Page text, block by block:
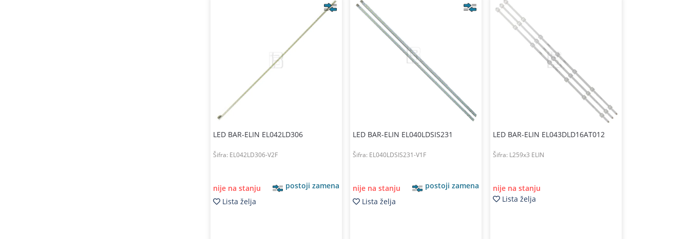
LED BAR-ELIN EL042LD306
Šifra: EL042LD306-V2F
nije na stanju
postoji zamena
Lista želja
LED BAR-ELIN EL040LDSIS231
Šifra: EL040LDSIS231-V1F
nije na stanju
postoji zamena
Lista želja
LED BAR-ELIN EL043DLD16AT012
Šifra: L259x3 ELIN
nije na stanju
Lista želja